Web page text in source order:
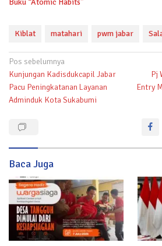
Buku “Atomic Habits”
Kiblat matahari pwm jabar
Navigasi
pos
Pos sebelumnya
Kunjungan Kadisdukcapil Jabar
Pacu Peningkatanan Layanan
Adminduk Kota Sukabumi
Pj
Entry
Baca Juga